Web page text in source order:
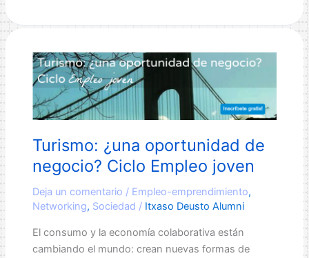
de
2016
Turismo: ¿una oportunidad de
negocio? Ciclo Empleo joven
Deja un comentario / Empleo-emprendimiento,
Networking, Sociedad / Itxaso Deusto Alumni
El consumo y la economía colaborativa están
cambiando el mundo: crean nuevas formas de